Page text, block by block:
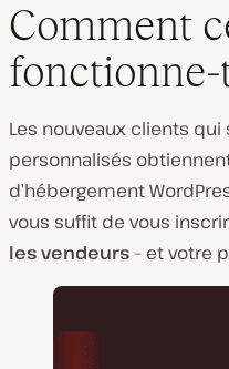
Comment
fonctionne-
Les nouveaux clients qui
personnalisés
d’hébergement
vous suffit de vous
les vendeurs– et votre